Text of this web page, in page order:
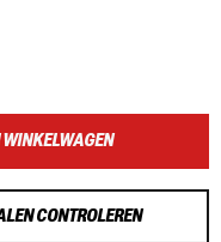
WINKELWAGEN
CONTROLEREN